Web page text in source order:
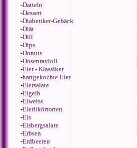
-Datteln
-Dessert
-Diabetiker-Gebäck
-Diät
-Dill
-Dips
-Donuts
-Dosenravioli
-Eier - Klassiker
-hartgekochte Eier
-Eiersalate
-Eigelb
-Eiweiss
-Eierlikörtorten
-Eis
-Eisbergsalate
-Erbsen
-Erdbeeren